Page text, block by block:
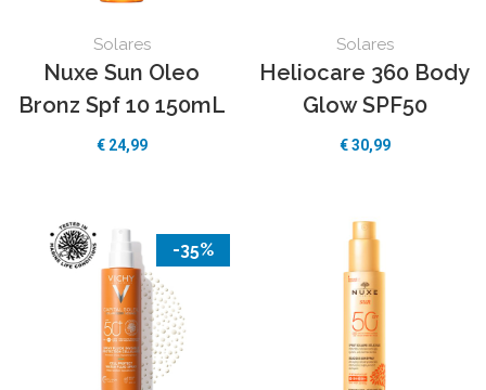
Solares
Nuxe Sun Oleo
Bronz Spf 10 150mL
€ 24,99
Solares
Heliocare 360 Body
Glow SPF50
€30,99
-35%